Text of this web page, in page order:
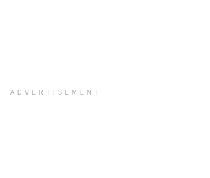
ADVERTISEMENT